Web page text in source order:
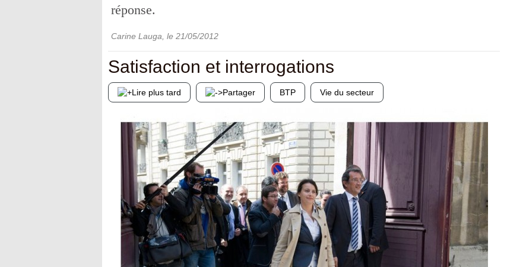
réponse.
Carine Lauga , le 21/05/2012
Satisfaction et interrogations
Lire plus tard Partager BTP Vie du secteur